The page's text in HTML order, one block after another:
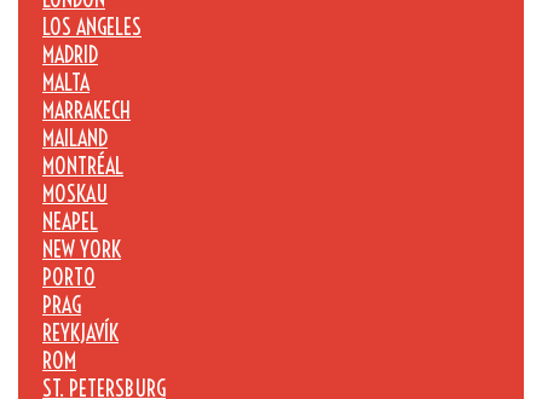
LOS ANGELES
MADRID
MALTA
MARRAKECH
MAILAND
MONTRÉAL
MOSKAU
NEAPEL
NEW YORK
PORTO
PRAG
REYKJAVÍK
ROM
ST. PETERSBURG